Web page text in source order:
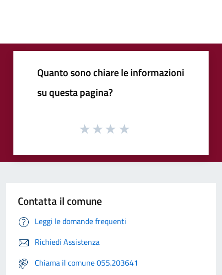
Quanto sono chiare le informazioni
su questa pagina?
Contatta il comune
Leggi le domande frequenti
Richiedi Assistenza
Chiama il comune 055.203641